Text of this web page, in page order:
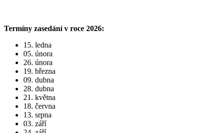
Termíny zasedání v roce 2026:
15. ledna
05. února
26. února
19. března
09. dubna
28. dubna
21. května
18. června
13. srpna
03. září